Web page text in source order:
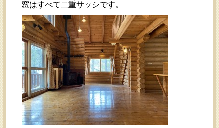
窓はすべて二重サッシです。